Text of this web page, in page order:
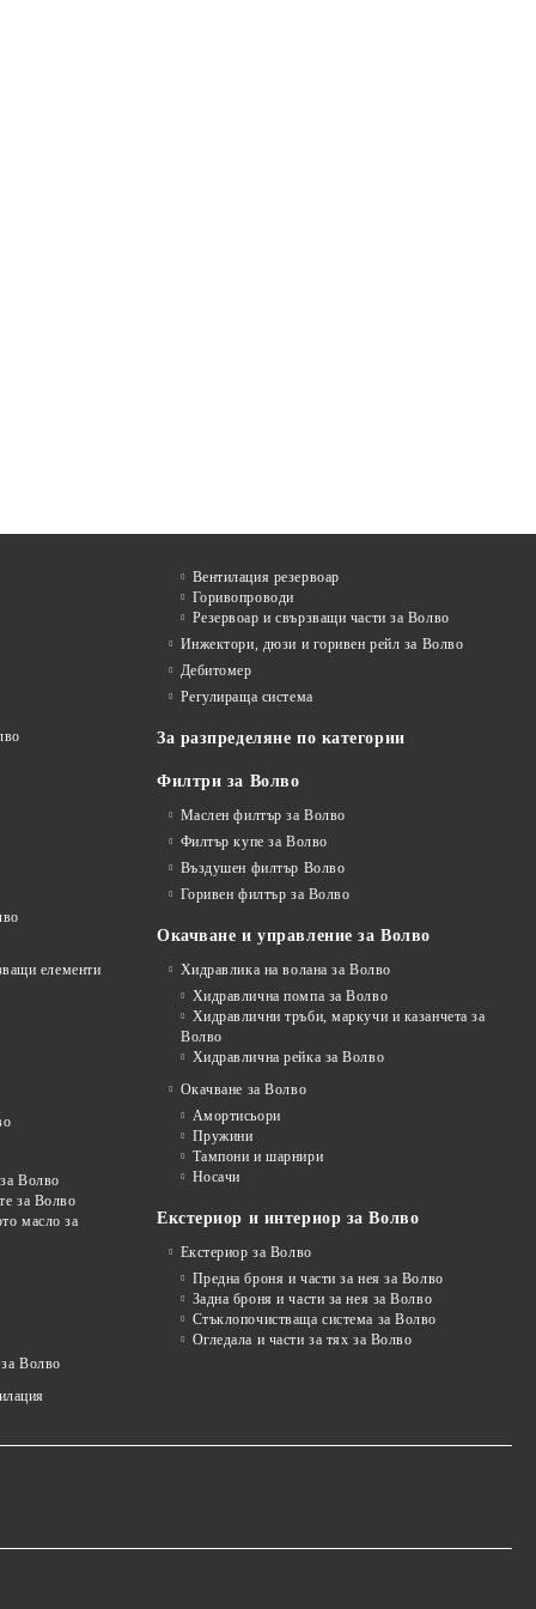
елементи
Волво
за Волво
масло за
Волво
Вентилация резервоар
Горивопроводи
Резервоар и свързващи части за Волво
Инжектори, дюзи и горивен рейл за Волво
Дебитомер
Регулираща система
За разпределяне по категории
Филтри за Волво
Маслен филтър за Волво
Филтър купе за Волво
Въздушен филтър Волво
Горивен филтър за Волво
Окачване и управление за Волво
Хидравлика на волана за Волво
Хидравлична помпа за Волво
Хидравлични тръби, маркучи и казанчета за
Волво
Хидравлична рейка за Волво
Окачване за Волво
Амортисьори
Пружини
Тампони и шарнири
Носачи
Екстериор и интериор за Волво
Екстериор за Волво
Предна броня и части за нея за Волво
Задна броня и части за нея за Волво
Стъклопочистваща система за Волво
Огледала и части за тях за Волво